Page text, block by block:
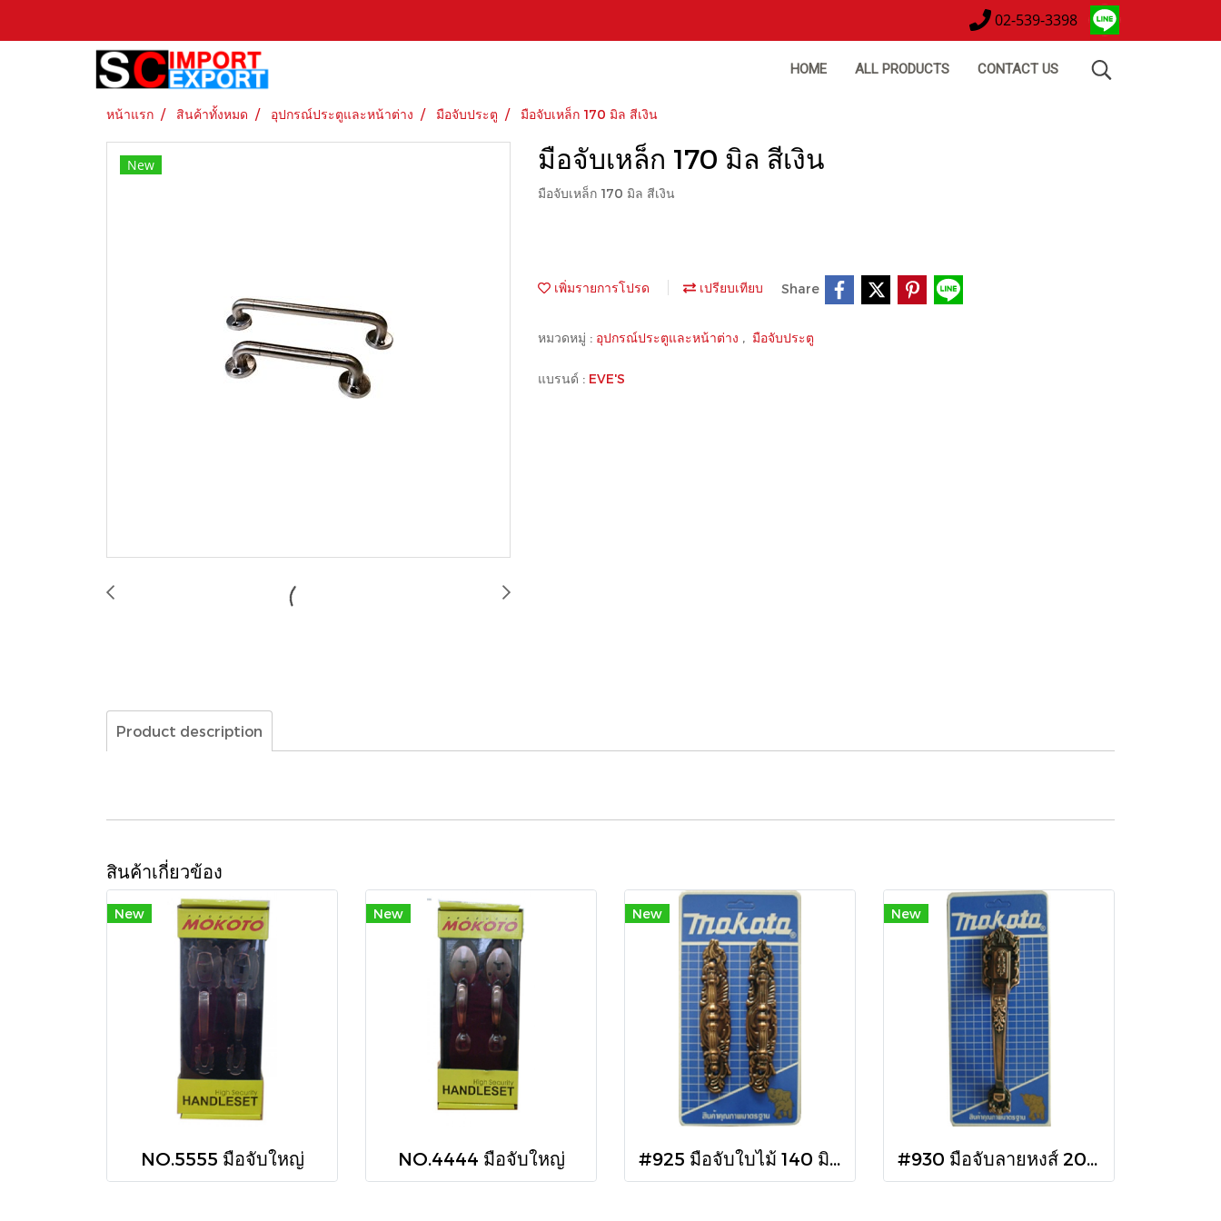
02-539-3398
HOME ALL PRODUCTS CONTACT US
หน้าแรก สินค้าทั้งหมด อุปกรณ์ประตูและหน้าต่าง มือจับประตู มือจับเหล็ก 170 มิล สีเงิน
New มือจับเหล็ก 170 มิล สีเงิน
มือจับเหล็ก 170 มิล สีเงิน
เพิ่มรายการโปรด เปรียบเทียบ Share
หมวดหมู่ : อุปกรณ์ประตูและหน้าต่าง , มือจับประตู
แบรนด์ : EVE'S
Product description
สินค้าเกี่ยวข้อง
New
NO.5555 มือจับใหญ่
New
NO.4444 มือจับใหญ่
New
#925 มือจับใบไม้ 140 มิล.
New
#930 มือจับลายหงส์ 200 มิล.